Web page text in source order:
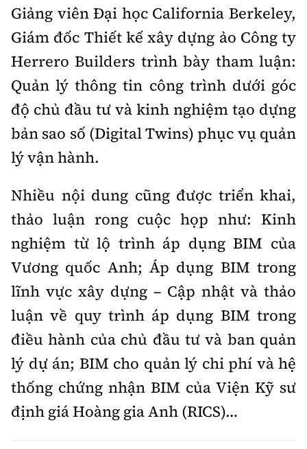
Giảng viên Đại học California Berkeley,
Giám đốc Thiết kế xây dựng ảo Công ty
Herrero Builders trình bày tham luận:
Quản lý thông tin công trình dưới góc
độ chủ đầu tư và kinh nghiệm tạo dựng
bản sao số (Digital Twins) phục vụ quản
lý vận hành.
Nhiều nội dung cũng được triển khai,
thảo luận rong cuộc họp như: Kinh
nghiệm từ lộ trình áp dụng BIM của
Vương quốc Anh; Áp dụng BIM trong
lĩnh vực xây dựng – Cập nhật và thảo
luận về quy trình áp dụng BIM trong
điều hành của chủ đầu tư và ban quản
lý dự án; BIM cho quản lý chi phí và hệ
thống chứng nhận BIM của Viện Kỹ sư
định giá Hoàng gia Anh (RICS)…